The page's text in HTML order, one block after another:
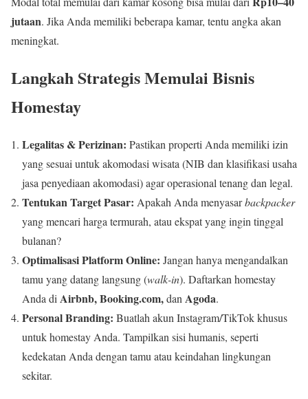
jutaan. Jika Anda memiliki beberapa kamar, tentu angka akan
meningkat.
Langkah Strategis Memulai Bisnis
Homestay
Legalitas & Perizinan: Pastikan properti Anda memiliki izin
yang sesuai untuk akomodasi wisata (NIB dan klasifikasi usaha
jasa penyediaan akomodasi) agar operasional tenang dan legal.
Tentukan Target Pasar: Apakah Anda menyasarbackpacker
yang mencari harga termurah, atau ekspat yang ingin tinggal
bulanan?
Optimalisasi Platform Online: Jangan hanya mengandalkan
tamu yang datang langsung (walk-in). Daftarkan homestay
Anda diAirbnb, Booking.com,danAgoda.
Personal Branding: Buatlah akun Instagram/TikTok khusus
untuk homestay Anda. Tampilkan sisi humanis, seperti
kedekatan Anda dengan tamu atau keindahan lingkungan
sekitar.